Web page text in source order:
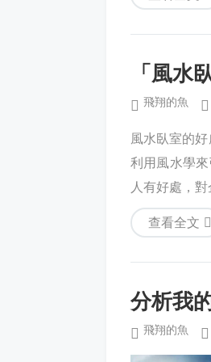
「風水
飛翔的魚
風水臥室的
利用風水學
人有好處，
查看全文
分析我
飛翔的魚